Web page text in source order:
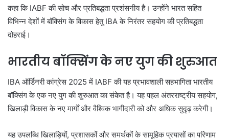
कहा कि IABF की सोच और प्रतिबद्धता प्रशंसनीय है। उन्होंने भारत सहित
विभिन्न देशों में बॉक्सिंग के विकास हेतु IBA के निरंतर सहयोग की प्रतिबद्धता
दोहराई।
भारतीय बॉक्सिंग के नए युग की शुरुआत
IBA ऑर्डिनरी कांग्रेस 2025 में IABF की यह प्रभावशाली सहभागिता भारतीय
बॉक्सिंग के एक नए युग की शुरुआत का संकेत है। यह पहल अंतरराष्ट्रीय सहयोग,
खिलाड़ी विकास के नए मार्गों और वैश्विक भागीदारी को और अधिक सुदृढ़ करेगी।
यह उपलब्धि खिलाड़ियों, प्रशासकों और समर्थकों के सामूहिक प्रयासों का परिणाम